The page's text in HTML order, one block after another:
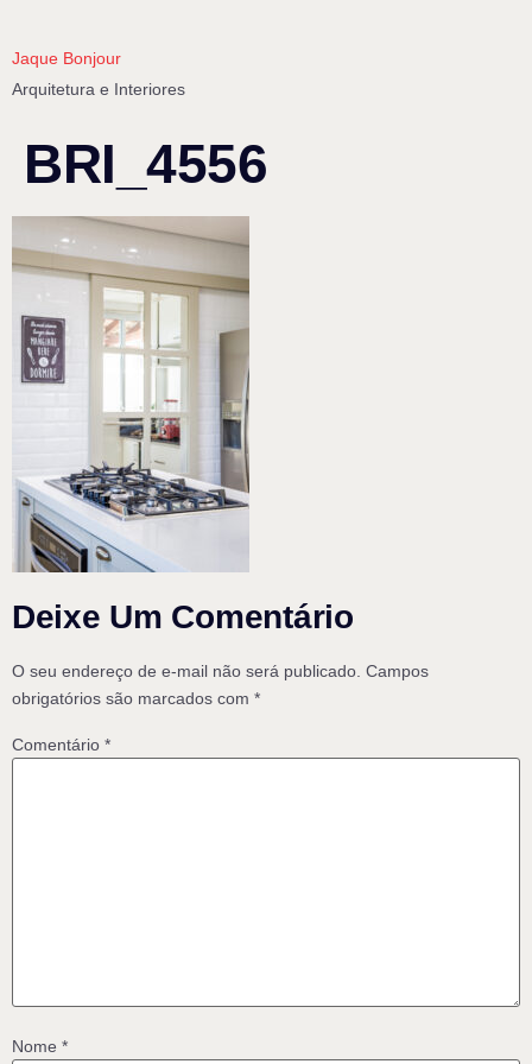
Jaque Bonjour
Arquitetura e Interiores
BRI_4556
Deixe Um Comentário
O seu endereço de e-mail não será publicado. Campos
obrigatórios são marcados com *
Comentário *
Nome *